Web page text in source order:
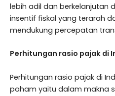
lebih adil dan berkelanjutan
insentif fiskal yang terarah
mendukung percepatan
Perhitungan rasio pajak di
Perhitungan rasio pajak di
paham yaitu dalam makna